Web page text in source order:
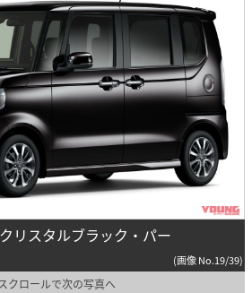
リスタルブラック・パー
(画像 No.19/39)
クロールで次の写真へ